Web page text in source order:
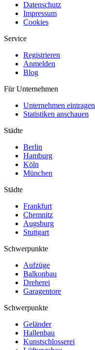
Datenschutz
Impressum
Cookies
Service
Registrieren
Anmelden
Blog
Für Unternehmen
Unternehmen eintragen
Statistiken anschauen
Städte
Berlin
Hamburg
Köln
München
Städte
Frankfurt
Chemnitz
Augsburg
Stuttgart
Schwerpunkte
Aufzüge
Balkonbau
Dreherei
Garagentore
Schwerpunkte
Geländer
Hallenbau
Kunstschlosserei